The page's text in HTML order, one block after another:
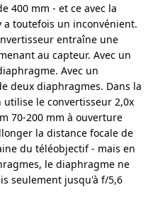
400 mm - et ce avec la
toutefois un inconvénient.
entraîne une
au capteur. Avec un
Avec un
deux diaphragmes. Dans la
le convertisseur 2,0x
70-200 mm à ouverture
la distance focale de
du téléobjectif - mais en
le diaphragme ne
seulement jusqu'à f/5,6